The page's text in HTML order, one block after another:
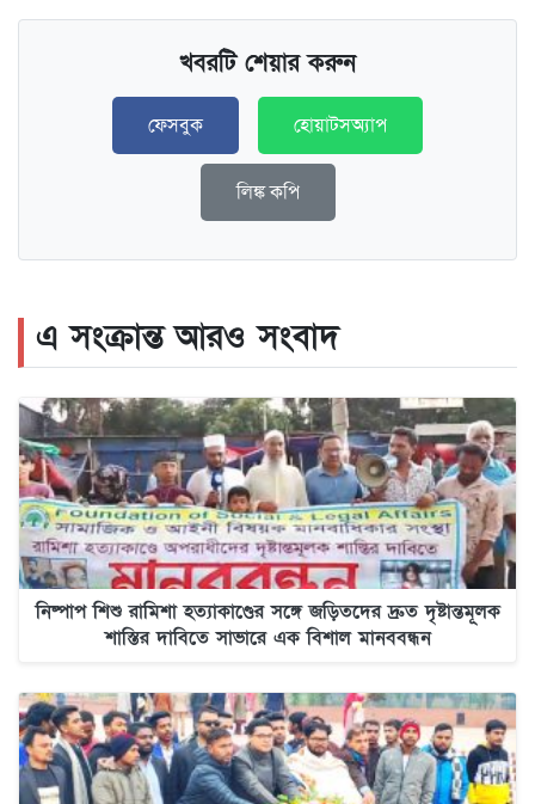
খবরটি শেয়ার করুন
ফেসবুক হোয়াটসঅ্যাপ
লিঙ্ক কপি
এ সংক্রান্ত আরও সংবাদ
নিষ্পাপ শিশু রামিশা হত্যাকাণ্ডের সঙ্গে জড়িতদের দ্রুত দৃষ্টান্তমূলক
শাস্তির দাবিতে সাভারে এক বিশাল মানববন্ধন